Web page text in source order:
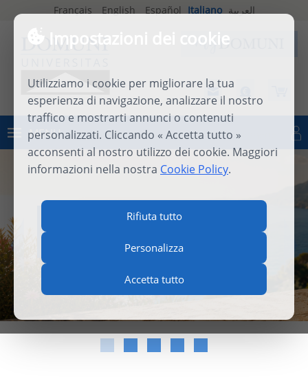
Impostazioni dei cookie
Utilizziamo i cookie per migliorare la tua
esperienza di navigazione, analizzare il nostro
traffico e mostrarti annunci o contenuti
personalizzati. Cliccando « Accetta tutto »
acconsenti al nostro utilizzo dei cookie. Maggiori
informazioni nella nostra Cookie Policy.
Rifiuta tutto
Personalizza
Accetta tutto
Français English Español Italiano العربية
MENU Connettersi
INTERNATIONAL SUMMER
SCHOOL 2026